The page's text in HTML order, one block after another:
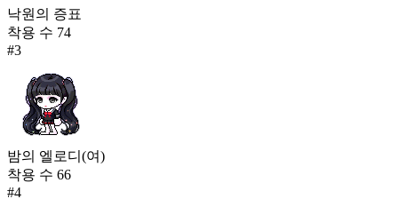
낙원의 증표
착용 수 74
#3
밤의 엘로디(여)
착용 수 66
#4